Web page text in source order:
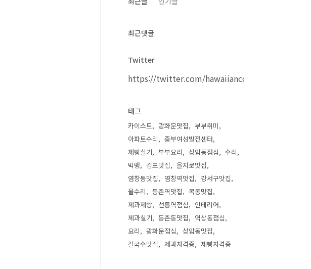
최근댓글
Twitter
https://twitter.com/hawaiiancouple
태그
카이스트 광화문맛집
부부취미
아파트수리
중부여성발전센터
제빵실기
부부요리 상암동점심
수리
빅뱅
김포맛집
을지로맛집
염창동맛집
염창역맛집
강서구맛집
올수리
등촌역맛집
목동맛집
제과제빵
선릉역점심
인테리어
제과실기
등촌동맛집
역삼동점심
요리
광화문점심
상암동맛집
칼국수맛집
제과자격증 제빵자격증